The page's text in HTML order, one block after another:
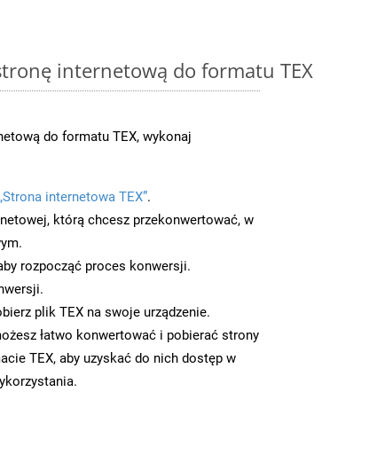
internetową do formatu TEX
do formatu TEX, wykonaj
„Strona internetowa TEX”.
którą chcesz przekonwertować, w
rozpocząć proces konwersji.
plik TEX na swoje urządzenie.
łatwo konwertować i pobierać strony
TEX, aby uzyskać do nich dostęp w